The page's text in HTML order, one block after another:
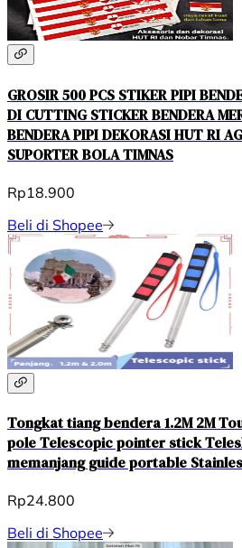
GROSIR 500 PCS STIKER PIPI
DI CUTTING STICKER BENDERA
BENDERA PIPI DEKORASI HUT RI
SUPORTER BOLA TIMNAS
Rp18.900
Beli di Shopee
Tongkat tiang bendera 1.2M 2M
pole Telescopic pointer stick
memanjang guide portable
Rp24.800
Beli di Shopee